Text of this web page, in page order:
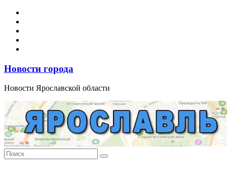
Новости города
Новости Ярославской области